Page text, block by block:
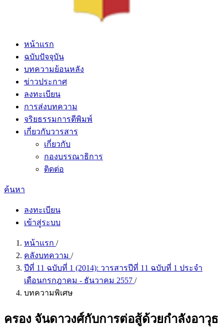
หน้าแรก
ฉบับปัจจุบัน
บทความย้อนหลัง
ข่าวประกาศ
ลงทะเบียน
การส่งบทความ
จริยธรรมการตีพิมพ์
เกี่ยวกับวารสาร
เกี่ยวกับ
กองบรรณาธิการ
ติดต่อ
ค้นหา
ลงทะเบียน
เข้าสู่ระบบ
หน้าแรก /
คลังบทความ /
ปีที่ 11 ฉบับที่ 1 (2014): วารสารปีที่ 11 ฉบับที่ 1 ประจำ
เดือนกรกฎาคม - ธันวาคม 2557 /
บทความพิเศษ
ครอง จันดาวงศ์กับการต่อสู้ด้วยกำลังอาวุธ